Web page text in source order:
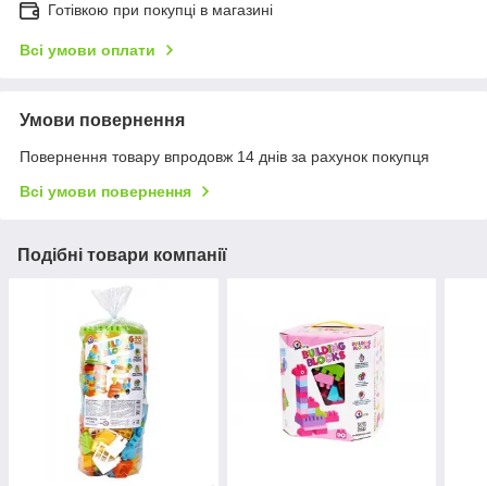
Готівкою при покупці в магазині
Всі умови оплати
Умови повернення
Повернення товару впродовж 14 днів за рахунок покупця
Всі умови повернення
Подібні товари компанії